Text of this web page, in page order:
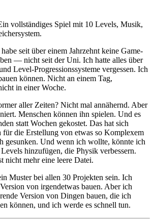
vollständiges Spiel mit 10 Levels, Musik,
seit über einem Jahrzehnt keine Game-
— nicht seit der Uni. Ich hatte alles über
Level-Progressionssysteme vergessen. Ich
können. Nicht an einem Tag,
in einer Woche.
aller Zeiten? Nicht mal annähernd. Aber
Menschen können ihn spielen. Und es
statt Wochen gekostet. Das hat sich
für die Erstellung von etwas so Komplexem
gesunken. Und wenn ich wollte, könnte ich
hinzufügen, die Physik verbessern.
nicht mehr eine leere Datei.
Muster bei allen 30 Projekten sein. Ich
von irgendetwas bauen. Aber ich
Version von Dingen bauen, die ich
können, und ich werde es schnell tun.